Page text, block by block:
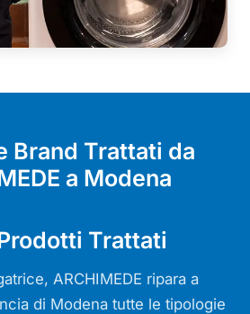
Brand Trattati da
a Modena
Trattati
ARCHIMEDE ripara a
di Modena tutte le tipologie